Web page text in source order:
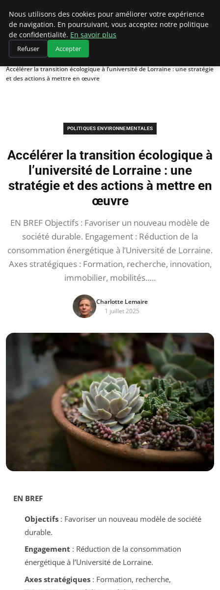
Climategatecountryclub.com
Accueil
Politiques environnementales
Accélérer la transition écologique à l’université de Lorraine : une stratégie
et des actions à mettre en œuvre
POLITIQUES ENVIRONNEMENTALES
Accélérer la transition écologique à
l’université de Lorraine : une
stratégie et des actions à mettre en
œuvre
EN BREF Objectifs : Favoriser un nouveau modèle de
société durable. Engagement : Réduction de la
consommation énergétique à l’Université de Lorraine.
Axes stratégiques : Formation, recherche, innovation,
immobilier, mobilités…..
Charlotte Lemaire
1 juillet 2025
EN BREF
Objectifs: Favoriser un nouveau modèle de société
durable.
Engagement : Réduction de la consommation
énergétique à l’Université de Lorraine.
Axes stratégiques: Formation, recherche,
Nous utilisons des cookies pour améliorer votre expérience
de navigation. En poursuivant, vous acceptez notre politique
de confidentialité. En savoir plus
Refuser Accepter